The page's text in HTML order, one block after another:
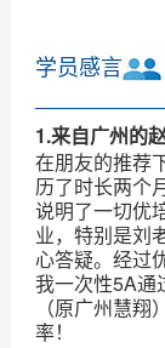
学员感言
1.来自广州的
在朋友的推荐
历了时长两个
说明了一切优
业，特别是刘
心答疑。经过
我一次性5A通
（原广州慧
率！